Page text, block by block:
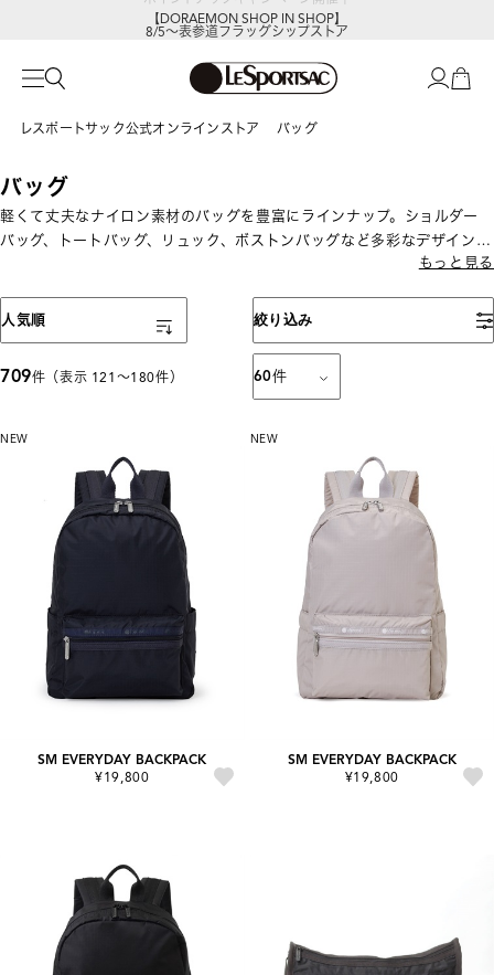
【DORAEMON SHOP IN SHOP】
8/5～表参道フラッグシップストア
レスポートサック公式オンラインストア バッグ
バッグ
軽くて丈夫なナイロン素材のバッグを豊富にラインナップ。ショルダー
バッグ、トートバッグ、リュック、ボストンバッグなど多彩なデザインと
サイズを展開。通勤・通学、旅行、デイリー使いまでさまざまなシーン
もっと見る
絞り込み
709件（表示 121〜180件） 60件
表示順
人気順
NEW
SM EVERYDAY BACKPACK
¥19,800
NEW
SM EVERYDAY BACKPACK
¥19,800